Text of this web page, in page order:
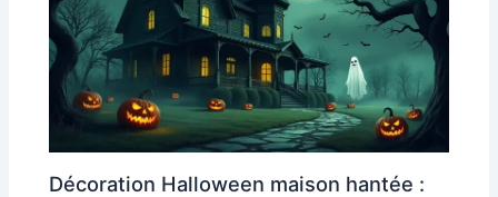
Décoration Halloween maison hantée :